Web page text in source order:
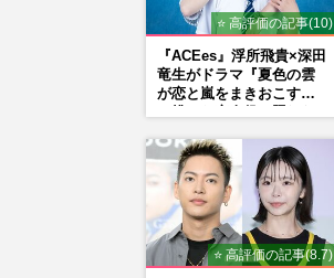
⭐ 高評価の記事(10)
『ACEes』浮所飛貴×深田
竜生がドラマ『夏色の雲
が恋と嵐をまきおこす』
秘話
⭐ 高評価の記事(8.7)